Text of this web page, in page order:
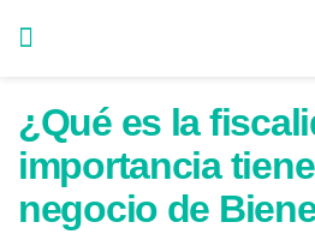
¿Qué es la
importancia
negocio de